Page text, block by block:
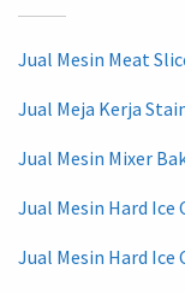
Jual Mesin Meat
Jual Meja Kerja
Jual Mesin Mixer
Jual Mesin Hard Ice
Jual Mesin Hard Ice